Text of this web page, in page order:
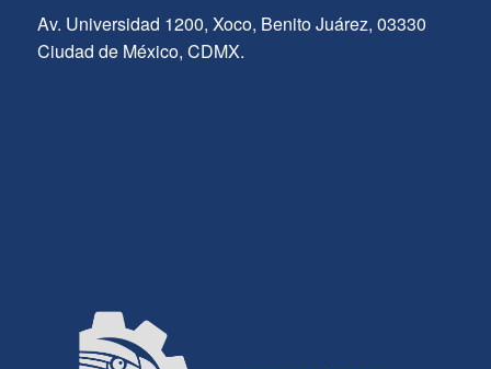
Av. Universidad 1200, Xoco, Benito Juárez, 03330
Ciudad de México, CDMX.